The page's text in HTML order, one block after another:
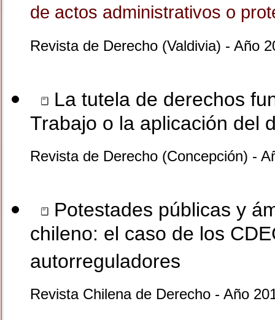
de actos administrativos o
Revista de Derecho (Valdivia) - Año
La tutela de derechos
Trabajo o la aplicación del
Revista de Derecho (Concepción) -
Potestades públicas y
chileno: el caso de los
autorreguladores
Revista Chilena de Derecho - Año